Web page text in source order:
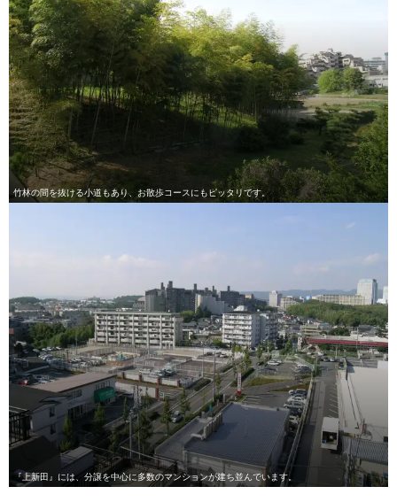
竹林の間を抜ける小道もあり、お散歩コースにもピッタリです。
『上新田』には、分譲を中心に多数のマンションが建ち並んでいます。